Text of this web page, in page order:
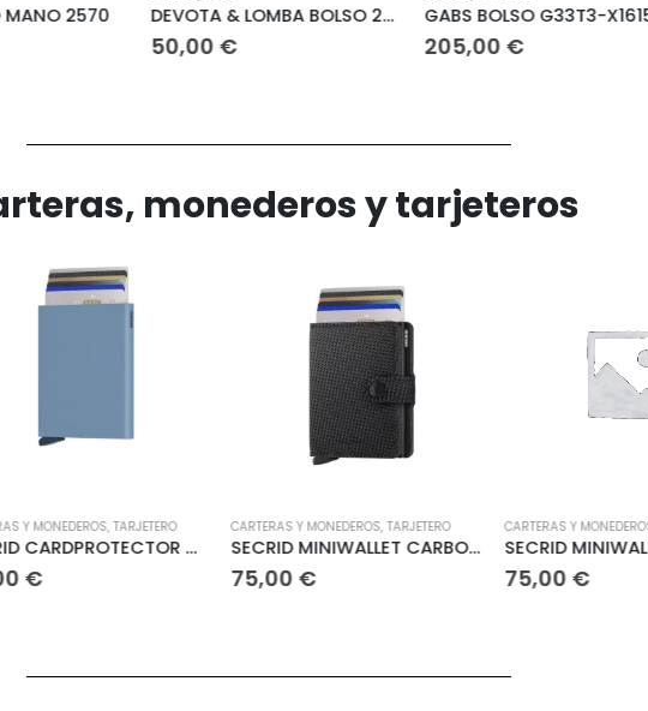
MANO 2570 DEVOTA & LOMBA BOLSO 228144
50,00€
GABS BOLSO G33T3-X1615
205,00€
monederos y tarjeteros
,TARJETERO
SECRID CARDPROTECTOR POWDER
CARTERAS Y MONEDEROS ,TARJETERO
SECRID MINIWALLET CARBON
CARTERAS Y MONEDEROS ,TARJETERO